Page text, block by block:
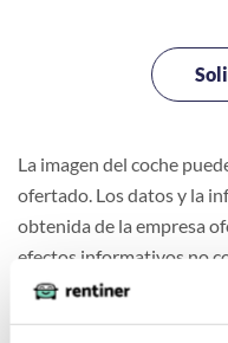
La imagen del coche
ofertado. Los datos y la
obtenida de la empresa
efectos informativos no